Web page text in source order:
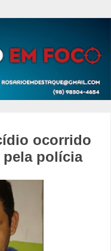
ocorrido
pela polícia